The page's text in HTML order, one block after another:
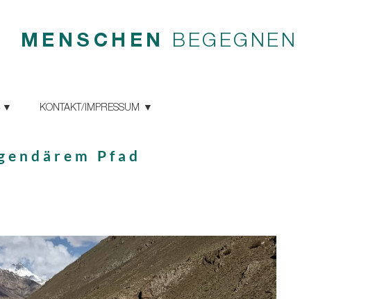
MENSCHEN BEGEGNEN
KONTAKT/IMPRESSUM
Pfad